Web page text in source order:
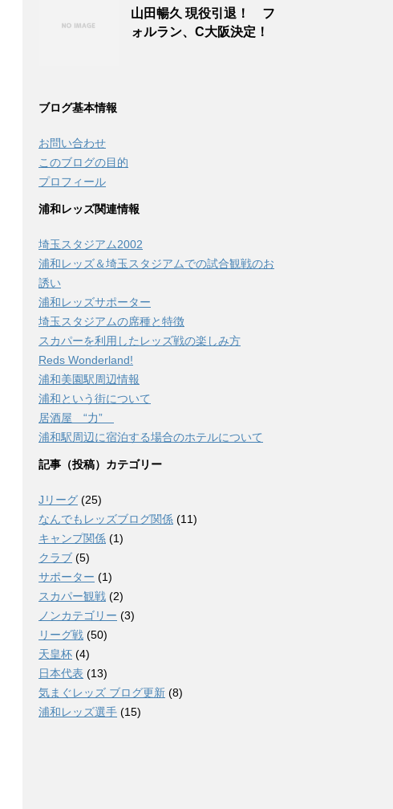
山田暢久 現役引退！ フ
ォルラン、C大阪決定！
ブログ基本情報
お問い合わせ
このブログの目的
プロフィール
浦和レッズ関連情報
埼玉スタジアム2002
浦和レッズ＆埼玉スタジアムでの試合観戦のお
誘い
浦和レッズサポーター
埼玉スタジアムの席種と特徴
スカパーを利用したレッズ戦の楽しみ方
Reds Wonderland!
浦和美園駅周辺情報
浦和という街について
居酒屋 “力”
浦和駅周辺に宿泊する場合のホテルについて
記事（投稿）カテゴリー
Jリーグ (25)
なんでもレッズブログ関係 (11)
キャンプ関係 (1)
クラブ (5)
サポーター (1)
スカパー観戦 (2)
ノンカテゴリー (3)
リーグ戦 (50)
天皇杯 (4)
日本代表 (13)
気まぐレッズ ブログ更新 (8)
浦和レッズ選手 (15)